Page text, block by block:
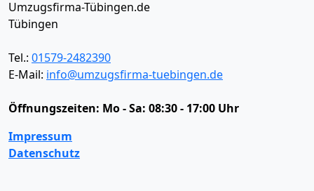
Umzugsfirma-Tübingen.de
Tübingen
Tel.: 01579-2482390
E-Mail: info@umzugsfirma-tuebingen.de
Öffnungszeiten: Mo - Sa: 08:30 - 17:00 Uhr
Impressum
Datenschutz